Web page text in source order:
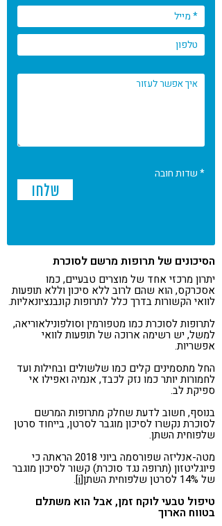
* שדות חובה
הסיכונים של תרופות מרשם לסוכרת
יתרון מרכזי אחד של מוצרים טבעיים, כמו
אסכרקס, הוא שהם לרוב ללא סיכון וללא תופעות
לוואי הקשורות בדרך כלל לתרופות קונבנציונאליות.
לתרופות לסוכרת כמו מטפורמין וסולפונילאוריאה,
למשל, יש רשימה ארוכה של תופעות לוואי
אפשריות.
החל מתסמינים קלים כמו שלשולים ובחילות ועד
לחמורות יותר כמו נזק לכבד, אנמיה ואפילו אי
ספיקת לב.
בנוסף, חשוב לדעת שחלק מתרופות המרשם
לסוכרת נקשרו לסיכון מוגבר לסרטן, בייחוד סרטן
שלפוחית ​​השתן.
מטה-אנליזה שפורסמה ביוני 2018 הראתה כי
פיוגליטזון (תרופה נגד סוכרת) קשור לסיכון מוגבר
של 14% לסרטן שלפוחית ​​השתן [i]
.
טיפול טבעי לוקח זמן, אבל הוא משתלם
בטווח הארוך